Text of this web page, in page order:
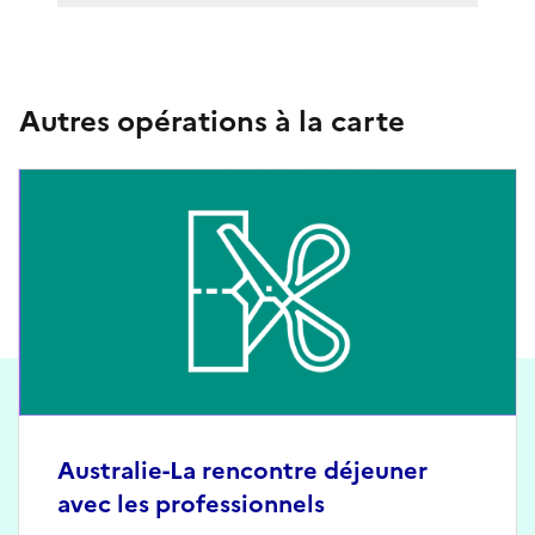
Autres opérations à la carte
Australie-La rencontre déjeuner
avec les professionnels